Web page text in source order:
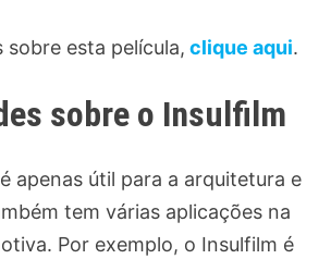
sobre esta película, clique aqui.
sobre o Insulfilm
apenas útil para a arquitetura e
tem várias aplicações na
Por exemplo, o Insulfilm é